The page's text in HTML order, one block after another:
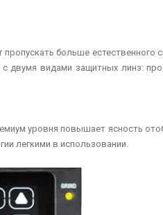
больше естественного
двумя видами защитных линз:
уровня повышает ясность
легкими в использовании.
резки
для...